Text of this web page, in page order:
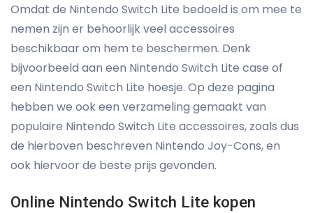
Omdat de Nintendo Switch Lite bedoeld is om mee te
nemen zijn er behoorlijk veel accessoires
beschikbaar om hem te beschermen. Denk
bijvoorbeeld aan een Nintendo Switch Lite case of
een Nintendo Switch Lite hoesje. Op deze pagina
hebben we ook een verzameling gemaakt van
populaire Nintendo Switch Lite accessoires, zoals dus
de hierboven beschreven Nintendo Joy-Cons, en
ook hiervoor de beste prijs gevonden.
Online Nintendo Switch Lite kopen